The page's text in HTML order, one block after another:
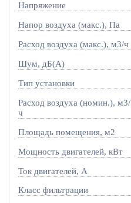
Напряжение
Напор воздуха (макс.), Па
Расход воздуха (макс.), м3/ч
Шум, дБ(А)
Тип установки
Расход воздуха (номин.), м3/
ч
Площадь помещения, м2
Мощность двигателей, кВт
Ток двигателей, А
Класс фильтрации